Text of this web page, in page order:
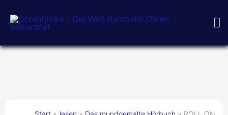
Inhalt
springen